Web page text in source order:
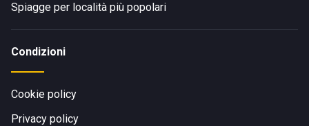
Spiagge per località più popolari
Condizioni
Cookie policy
Privacy policy